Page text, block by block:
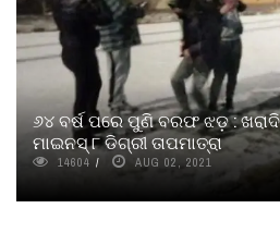
୬୪ ବର୍ଷ ପରେ ପୁଣି ବରଫ ଝଡ଼ :
ମାଇନସ୍ ୮ ଡିଗ୍ରୀ ତାପମାତ୍ରା
14604 AUG 02, 2021